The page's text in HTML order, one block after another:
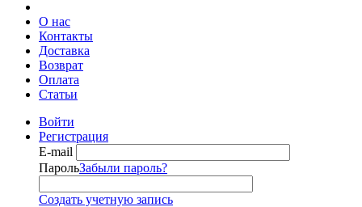
О нас
Контакты
Доставка
Возврат
Оплата
Статьи
Войти
Регистрация
E-mail
ПарольЗабыли пароль?
Создать учетную запись